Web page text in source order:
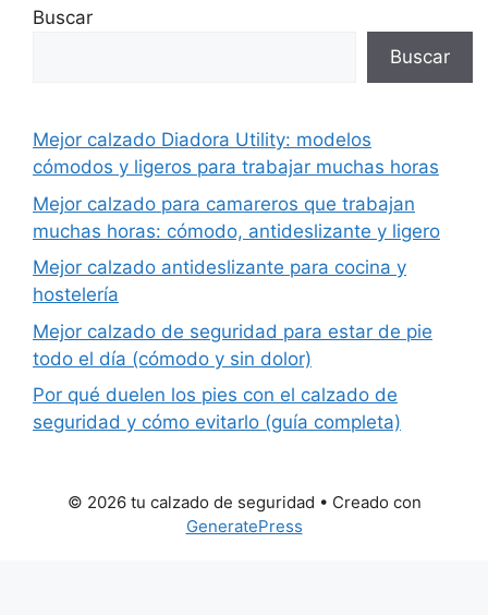
Buscar
Buscar
Mejor calzado Diadora Utility: modelos
cómodos y ligeros para trabajar muchas horas
Mejor calzado para camareros que trabajan
muchas horas: cómodo, antideslizante y ligero
Mejor calzado antideslizante para cocina y
hostelería
Mejor calzado de seguridad para estar de pie
todo el día (cómodo y sin dolor)
Por qué duelen los pies con el calzado de
seguridad y cómo evitarlo (guía completa)
© 2026 tu calzado de seguridad • Creado con
GeneratePress